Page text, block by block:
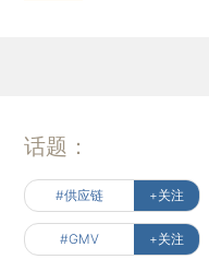
话题：
#供应链 +关注
#GMV +关注